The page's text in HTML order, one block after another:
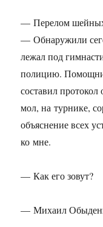
— Перелом
— Обнаружили
лежал под
полицию.
составил
мол, на турнике,
объяснение всех
ко мне.
— Как его зовут?
— Михаил